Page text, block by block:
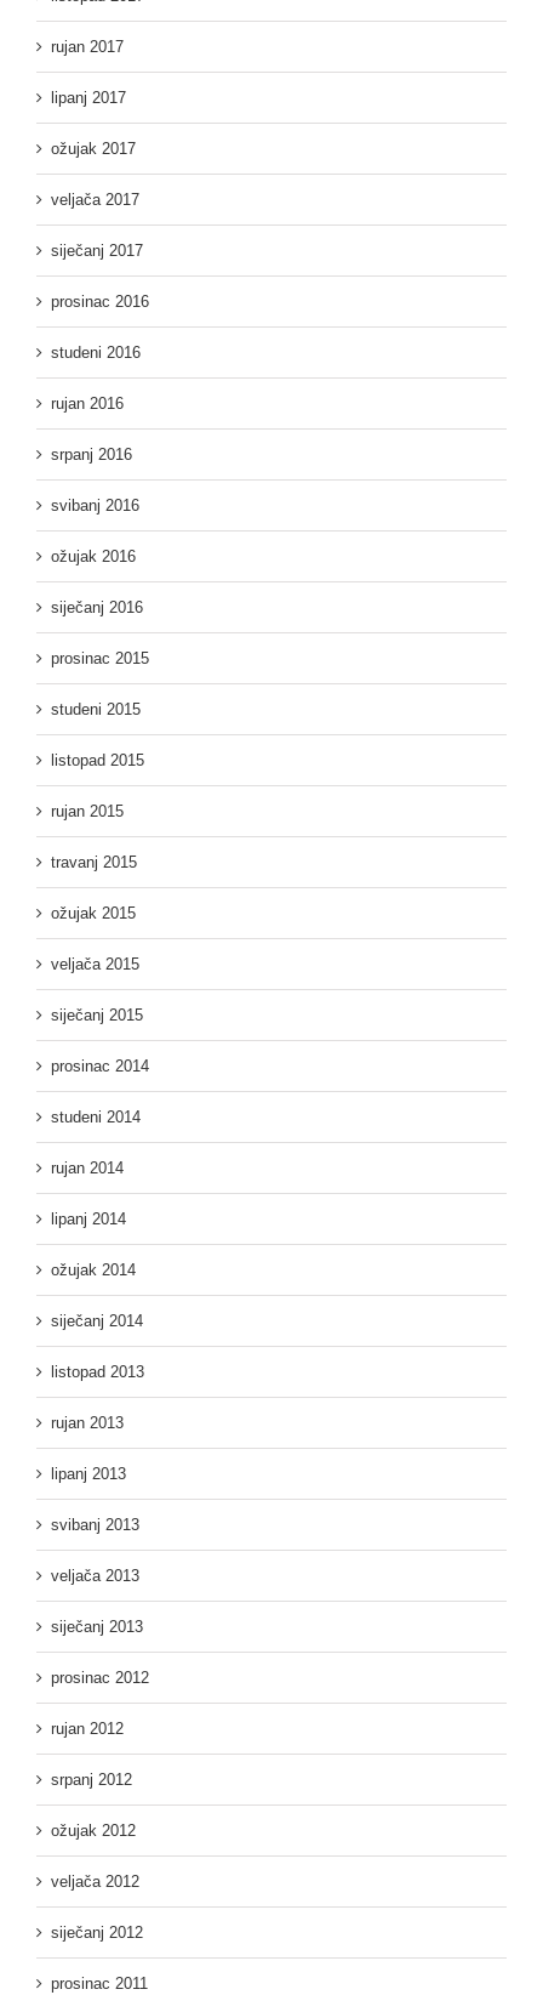
rujan 2017
lipanj 2017
ožujak 2017
veljača 2017
siječanj 2017
prosinac 2016
studeni 2016
rujan 2016
srpanj 2016
svibanj 2016
ožujak 2016
siječanj 2016
prosinac 2015
studeni 2015
listopad 2015
rujan 2015
travanj 2015
ožujak 2015
veljača 2015
siječanj 2015
prosinac 2014
studeni 2014
rujan 2014
lipanj 2014
ožujak 2014
siječanj 2014
listopad 2013
rujan 2013
lipanj 2013
svibanj 2013
veljača 2013
siječanj 2013
prosinac 2012
rujan 2012
srpanj 2012
ožujak 2012
veljača 2012
siječanj 2012
prosinac 2011